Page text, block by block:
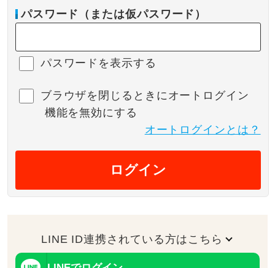
パスワード（または仮パスワード）
パスワードを表示する
ブラウザを閉じるときにオートログイン
機能を無効にする
オートログインとは？
ログイン
LINE ID連携されている方はこちら